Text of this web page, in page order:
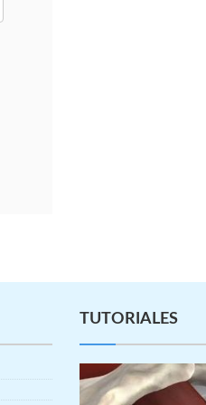
TUTORIALES